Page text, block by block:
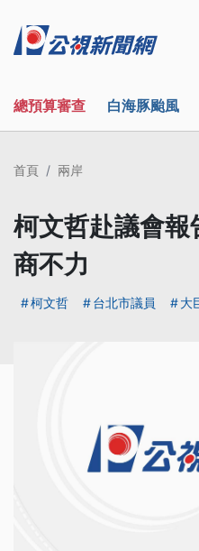
總預算審查 白海豚颱風
首頁 兩岸
柯文哲赴議會報
商不力
柯文哲 台北市議員 大